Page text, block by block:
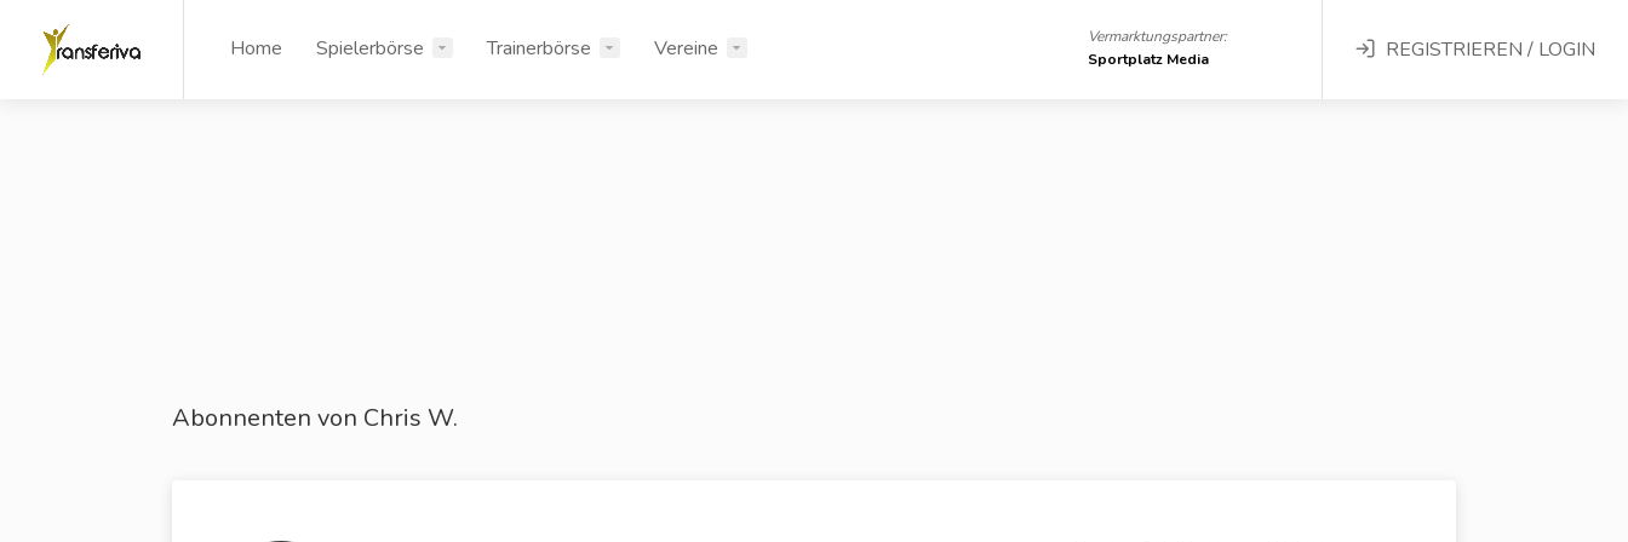
Home Spielerbörse Trainerbörse Vereine
Vermarktungspartner:
Sportplatz Media
REGISTRIEREN / LOGIN
Abonnenten von Chris W.